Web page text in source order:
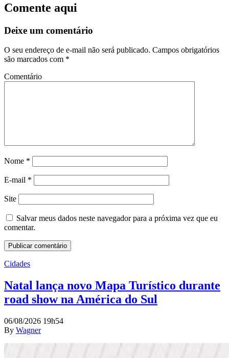
Comente aqui
Deixe um comentário
O seu endereço de e-mail não será publicado. Campos obrigatórios
são marcados com *
Comentário
Nome *
E-mail *
Site
Salvar meus dados neste navegador para a próxima vez que eu
comentar.
Cidades
Natal lança novo Mapa Turístico durante
road show na América do Sul
06/08/2026 19h54
By Wagner